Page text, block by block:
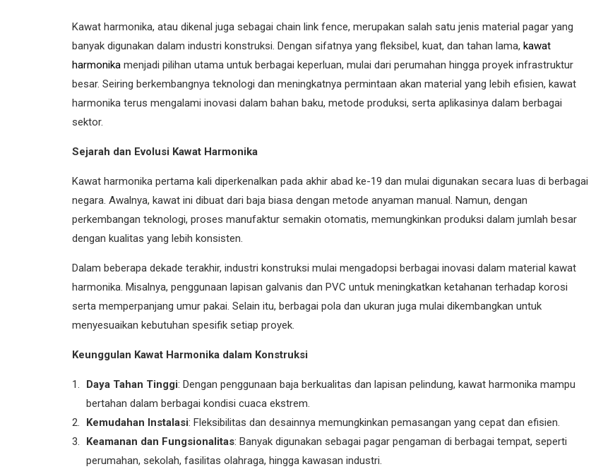
Kawat harmonika, atau dikenal juga sebagai chain link fence, merupakan salah satu jenis material pagar yang
banyak digunakan dalam industri konstruksi. Dengan sifatnya yang fleksibel, kuat, dan tahan lama, kawat
harmonika menjadi pilihan utama untuk berbagai keperluan, mulai dari perumahan hingga proyek infrastruktur
besar. Seiring berkembangnya teknologi dan meningkatnya permintaan akan material yang lebih efisien, kawat
harmonika terus mengalami inovasi dalam bahan baku, metode produksi, serta aplikasinya dalam berbagai
sektor.
Sejarah dan Evolusi Kawat Harmonika
Kawat harmonika pertama kali diperkenalkan pada akhir abad ke-19 dan mulai digunakan secara luas di berbagai
negara. Awalnya, kawat ini dibuat dari baja biasa dengan metode anyaman manual. Namun, dengan
perkembangan teknologi, proses manufaktur semakin otomatis, memungkinkan produksi dalam jumlah besar
dengan kualitas yang lebih konsisten.
Dalam beberapa dekade terakhir, industri konstruksi mulai mengadopsi berbagai inovasi dalam material kawat
harmonika. Misalnya, penggunaan lapisan galvanis dan PVC untuk meningkatkan ketahanan terhadap korosi
serta memperpanjang umur pakai. Selain itu, berbagai pola dan ukuran juga mulai dikembangkan untuk
menyesuaikan kebutuhan spesifik setiap proyek.
Keunggulan Kawat Harmonika dalam Konstruksi
Daya Tahan Tinggi: Dengan penggunaan baja berkualitas dan lapisan pelindung, kawat harmonika mampu
bertahan dalam berbagai kondisi cuaca ekstrem.
Kemudahan Instalasi: Fleksibilitas dan desainnya memungkinkan pemasangan yang cepat dan efisien.
Keamanan dan Fungsionalitas: Banyak digunakan sebagai pagar pengaman di berbagai tempat, seperti
perumahan, sekolah, fasilitas olahraga, hingga kawasan industri.